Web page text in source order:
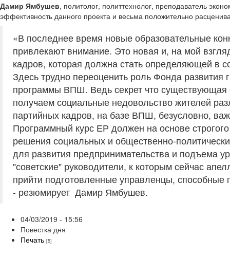
Дамир Ямбушев, политолог, политтехнолог, преподаватель
эффективность данного проекта и весьма положительно
«В последнее время новые образовательные
привлекают внимание. Это новая и, на мой
кадров, которая должна стать определяющей в
Здесь трудно переоценить роль Фонда развития
программы ВПШ. Ведь секрет что существующая
получаем социальные недовольство жителей
партийных кадров, на базе ВПШ, безусловно,
Программный курс ЕР должен на основе
решения социальных и общественно-
для развития предпринимательства и подъема
"советские" руководители, к которым сейчас
прийти подготовленные управленцы, способные
- резюмирует Дамир Ямбушев.
04/03/2019 - 15:56
Повестка дня
Печать [5]